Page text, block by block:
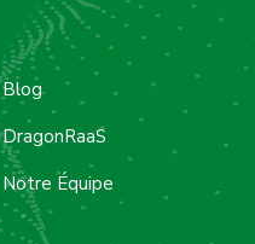
Blog
DragonRaaS
Notre Équipe